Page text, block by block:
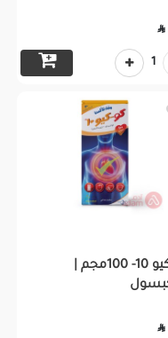

1
كو كيو 10- 100مجم |
